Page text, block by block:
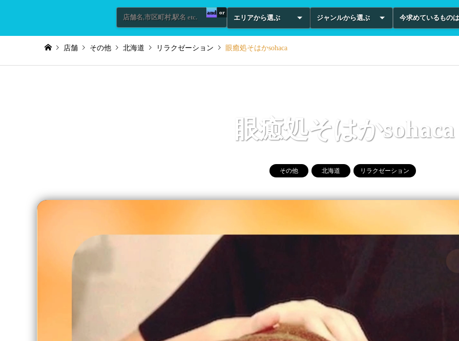
and or
エリアから選ぶ ジャンルから選ぶ 今求めているもの
店舗 その他 北海道 リラクゼーション 眼癒処そはかsohaca
眼癒処そはかsohaca
その他 北海道 リラクゼーション